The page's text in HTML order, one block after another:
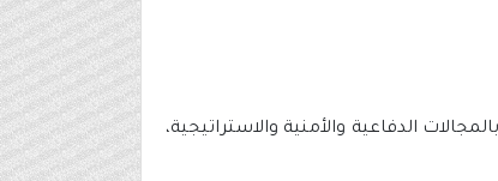
الدفاعية والأمنية والاستراتيجية،